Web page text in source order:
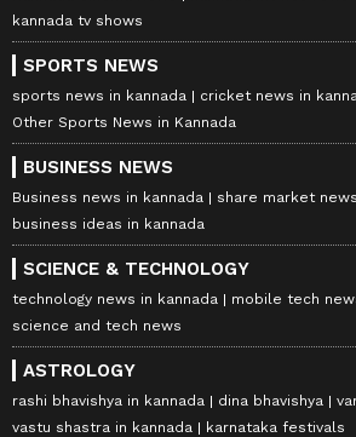
kannada tv shows
SPORTS NEWS
sports news in kannada
cricket news in
Other Sports News in Kannada
BUSINESS NEWS
Business news in kannada
share market
business ideas in kannada
SCIENCE & TECHNOLOGY
technology news in kannada
mobile tech
science and tech news
ASTROLOGY
rashi bhavishya in kannada dina bhavishya
vastu shastra in kannada
karnataka festivals